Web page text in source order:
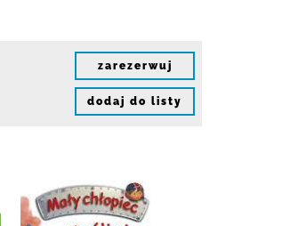
zarezerwuj
dodaj do listy